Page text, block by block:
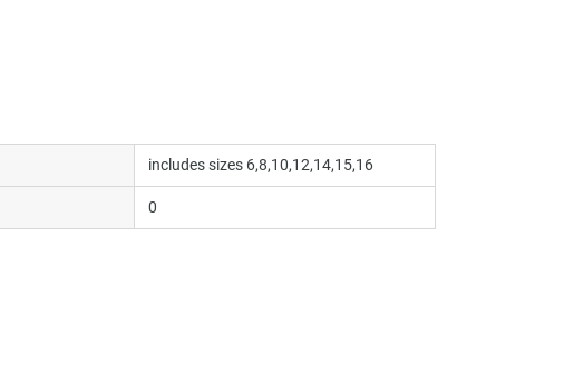
includes sizes 6,8,10,12,14,15,16
0